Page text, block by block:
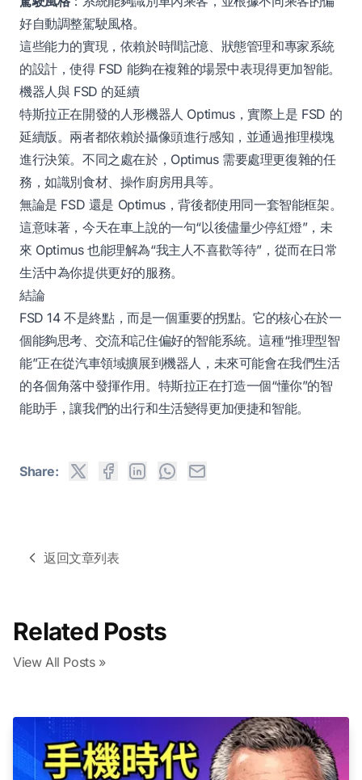
好自動調整駕駛風格。
這些能力的實現，依賴於時間記憶、狀態管理和專家系統
的設計，使得 FSD 能夠在複雜的場景中表現得更加智能。
機器人與 FSD 的延續
特斯拉正在開發的人形機器人 Optimus，實際上是 FSD 的
延續版。兩者都依賴於攝像頭進行感知，並通過推理模塊
進行決策。不同之處在於，Optimus 需要處理更復雜的任
務，如識別食材、操作廚房用具等。
無論是 FSD 還是 Optimus，背後都使用同一套智能框架。
這意味著，今天在車上說的一句“以後儘量少停紅燈”，未
來 Optimus 也能理解為“我主人不喜歡等待”，從而在日常
生活中為你提供更好的服務。
結論
FSD 14 不是終點，而是一個重要的拐點。它的核心在於一
個能夠思考、交流和記住偏好的智能系統。這種“推理型智
能”正在從汽車領域擴展到機器人，未來可能會在我們生活
的各個角落中發揮作用。特斯拉正在打造一個“懂你”的智
能助手，讓我們的出行和生活變得更加便捷和智能。
Share:
返回文章列表
Related Posts
View All Posts »